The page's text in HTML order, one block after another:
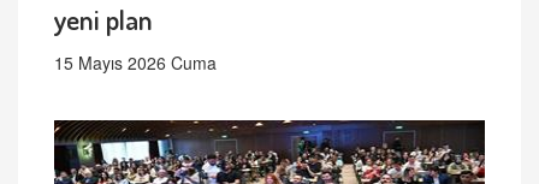
yeni plan
15 Mayıs 2026 Cuma